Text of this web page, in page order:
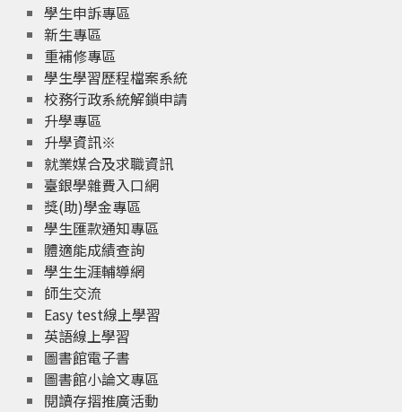
學生申訴專區
新生專區
重補修專區
學生學習歷程檔案系統
校務行政系統解鎖申請
升學專區
升學資訊※
就業媒合及求職資訊
臺銀學雜費入口網
獎(助)學金專區
學生匯款通知專區
體適能成績查詢
學生生涯輔導網
師生交流
Easy test線上學習
英語線上學習
圖書館電子書
圖書館小論文專區
閱讀存摺推廣活動